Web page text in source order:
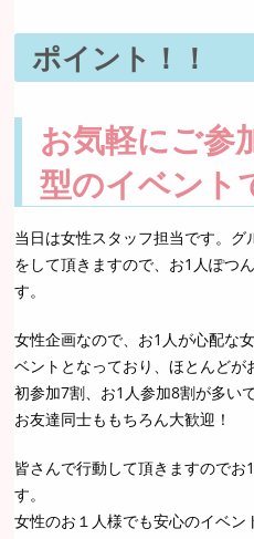
ポイント！！
お気軽にご参
型のイベン
当日は女性スタッフ担当です。
をして頂きますので、お1人ぽつ
す。
女性企画なので、お1人が心配な
ベントとなっており、ほとんどが
初参加7割、お1人参加8割が多い
お友達同士ももちろん大歓迎！
皆さんで行動して頂きますので
す。
女性のお１人様でも安心のイベン